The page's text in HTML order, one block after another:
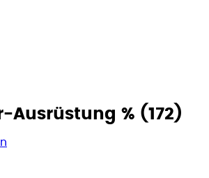
Ausrüstung % (172)